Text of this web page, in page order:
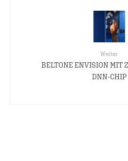
Weiter
BELTONE ENVISION MIT
DNN-CHIP